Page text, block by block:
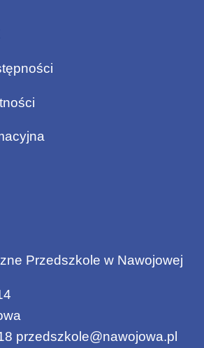
Przedszkole w Nawojowej
przedszkole@nawojowa.pl